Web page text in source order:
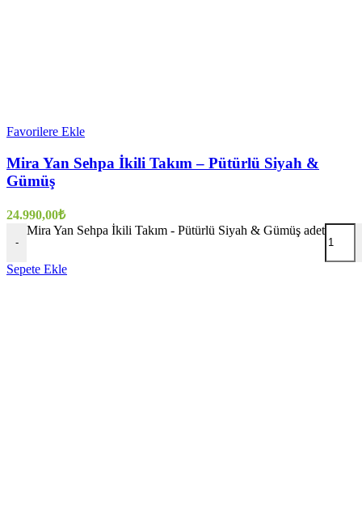
Favorilere Ekle
Mira Yan Sehpa İkili Takım – Pütürlü Siyah &
Gümüş
24.990,00₺
-
Mira Yan Sehpa İkili Takım - Pütürlü Siyah & Gümüş adet
Sepete Ekle